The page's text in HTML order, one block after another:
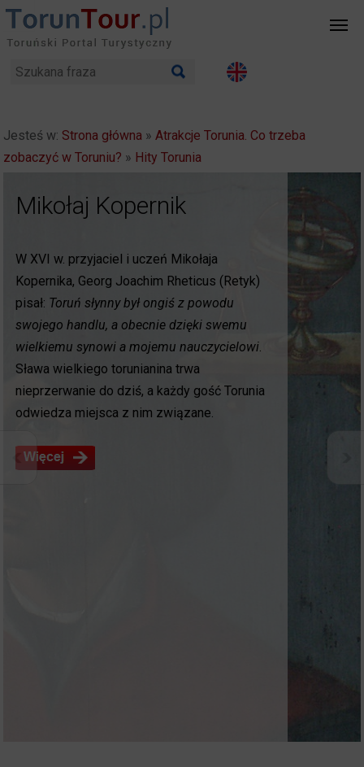
Jesteś w: Strona główna »Atrakcje Torunia. Co trzeba
zobaczyć w Toruniu? » Hity Torunia
Mikołaj Kopernik
W XVI w. przyjaciel i uczeń Mikołaja
Kopernika, Georg Joachim Rheticus (Retyk)
pisał: Toruń słynny był ongiś z powodu
swojego handlu, a obecnie dzięki swemu
wielkiemu synowi a mojemu nauczycielowi.
Sława wielkiego torunianina trwa
nieprzerwanie do dziś, a każdy gość Torunia
odwiedza miejsca z nim związane.
Toruński gotyk na dotyk
Toruńskie zabytki gotyckie wyróżniają się nie
tylko swoją autentycznością i oryginalnością,
ale przede wszystkim wysoką klasą
artystyczną oraz wiekiem - należą do
najstarszych gotyckich na ziemiach polskich,
a niektóre z nich, jak np. mury obronne są
najstarszymi takimi budowlami obronnymi w
Polsce.